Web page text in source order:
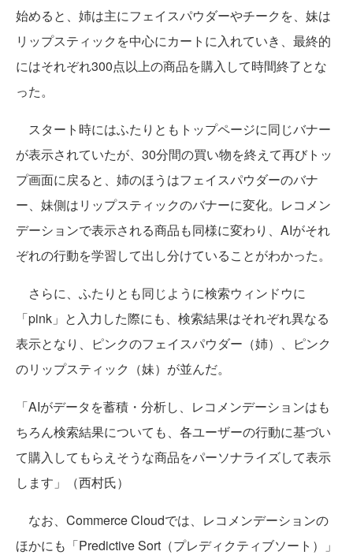
始めると、姉は主にフェイスパウダーやチークを、妹は
リップスティックを中心にカートに入れていき、最終的
にはそれぞれ300点以上の商品を購入して時間終了とな
った。
スタート時にはふたりともトップページに同じバナー
が表示されていたが、30分間の買い物を終えて再びトッ
プ画面に戻ると、姉のほうはフェイスパウダーのバナ
ー、妹側はリップスティックのバナーに変化。レコメン
デーションで表示される商品も同様に変わり、AIがそれ
ぞれの行動を学習して出し分けていることがわかった。
さらに、ふたりとも同じように検索ウィンドウに
「pink」と入力した際にも、検索結果はそれぞれ異なる
表示となり、ピンクのフェイスパウダー（姉）、ピンク
のリップスティック（妹）が並んだ。
「AIがデータを蓄積・分析し、レコメンデーションはも
ちろん検索結果についても、各ユーザーの行動に基づい
て購入してもらえそうな商品をパーソナライズして表示
します」（西村氏）
なお、Commerce Cloudでは、レコメンデーションの
ほかにも「Predictive Sort（プレディクティブソート）」